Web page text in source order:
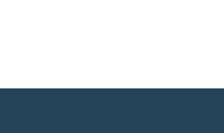
av sykling, fottur og